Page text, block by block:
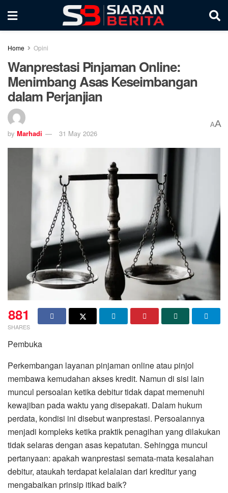
Home Opini
Wanprestasi Pinjaman Online:
Menimbang Asas Keseimbangan
dalam Perjanjian
by Marhadi 31 May 2026
AA
881
SHARES
Pembuka
Perkembangan layanan pinjaman online atau pinjol
membawa kemudahan akses kredit. Namun di sisi lain
muncul persoalan ketika debitur tidak dapat memenuhi
kewajiban pada waktu yang disepakati. Dalam hukum
perdata, kondisi ini disebut wanprestasi. Persoalannya
menjadi kompleks ketika praktik penagihan yang dilakukan
tidak selaras dengan asas kepatutan. Sehingga muncul
pertanyaan: apakah wanprestasi semata-mata kesalahan
debitur, ataukah terdapat kelalaian dari kreditur yang
mengabaikan prinsip itikad baik?